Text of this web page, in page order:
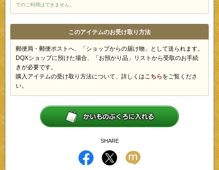
でのご利用はできません。
このアイテムのお受け取り方法
郵便局・郵便ポストへ、「ショップからの届け物」として送られます。
DQXショップに預けた場合、「お預かり品」リストから受取のお手続
きが必要です。
購入アイテムの受け取り方法について、詳しくはこちらをご覧くださ
い。
SHARE